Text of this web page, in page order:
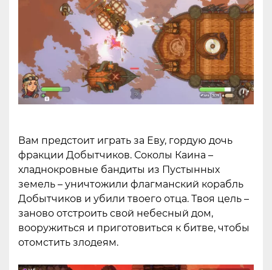
Вам предстоит играть за Еву, гордую дочь
фракции Добытчиков. Соколы Каина –
хладнокровные бандиты из Пустынных
земель – уничтожили флагманский корабль
Добытчиков и убили твоего отца. Твоя цель –
заново отстроить свой небесный дом,
вооружиться и приготовиться к битве, чтобы
отомстить злодеям.